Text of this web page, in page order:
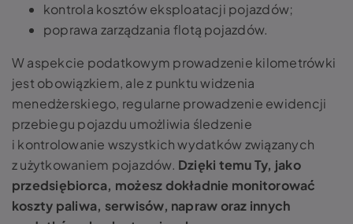
kontrola kosztów eksploatacji pojazdów;
poprawa zarządzania flotą pojazdów.
W aspekcie podatkowym prowadzenie kilometrówki
jest obowiązkiem, ale z punktu widzenia
menedżerskiego, regularne prowadzenie ewidencji
przebiegu pojazdu umożliwia śledzenie
i kontrolowanie wszystkich wydatków związanych
z użytkowaniem pojazdów. Dzięki temu Ty, jako
przedsiębiorca, możesz dokładnie monitorować
koszty paliwa, serwisów, napraw oraz innych